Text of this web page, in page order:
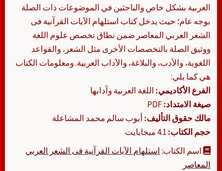
العربية بشكل خاص والباحثين في الموضوعات ذات الصلة
بوجه عام؛ حيث يدخل كتاب استلهام الآيات القرآنية فى
الشعر العربي المعاصر ضمن نطاق تخصص علوم اللغة
ووثيق الصلة بالتخصصات الأخرى مثل الشعر، والقواعد
اللغوية، والأدب، والبلاغة، والآداب العربية. ومعلومات الكتاب
هي كما يلي:
الفرع الأكاديمي: اللغة العربية وآدابها
صيغة الامتداد:
مالك حقوق التأليف: أيوب سالم محمد المشاعلة
حجم الكتاب:
اسم الكتاب:استلهام الآيات القرآنية فى الشعر العربي
المعاصر